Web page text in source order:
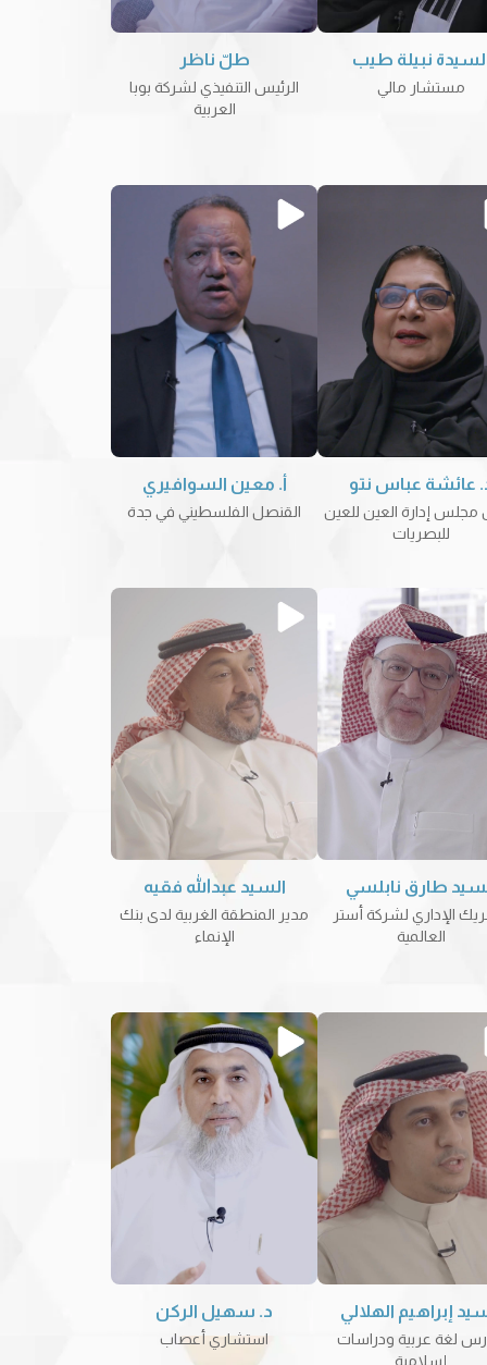
طلّ ناظر
الرئيس التنفيذي لشركة بوبا
العربية
نبيلة طيب
مستشار مالي
أ. معين السوافيري
القنصل الفلسطيني في جدة
عائشة عباس نتو
مجلس إدارة العين للعين
للبصريات
السيد عبدالله فقيه
مدير المنطقة الغربية لدى بنك
الإنماء
طارق نابلسي
الإداري لشركة أستر
العالمية
د. سهيل الركن
استشاري أعصاب
إبراهيم الهلالي
لغة عربية ودراسات
إسلامية